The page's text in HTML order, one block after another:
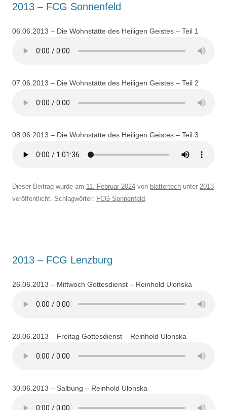
2013 – FCG Sonnenfeld
06.06.2013 – Die Wohnstätte des Heiligen Geistes – Teil 1
07.06.2013 – Die Wohnstätte des Heiligen Geistes – Teil 2
08.06.2013 – Die Wohnstätte des Heiligen Geistes – Teil 3
Dieser Beitrag wurde am 11. Februar 2024 von blattertech unter 2013
veröffentlicht. Schlagwörter: FCG Sonnenfeld
2013 – FCG Lenzburg
26.06.2013 – Mittwoch Gottesdienst – Reinhold Ulonska
28.06.2013 – Freitag Gottesdienst – Reinhold Ulonska
30.06.2013 – Salbung – Reinhold Ulonska